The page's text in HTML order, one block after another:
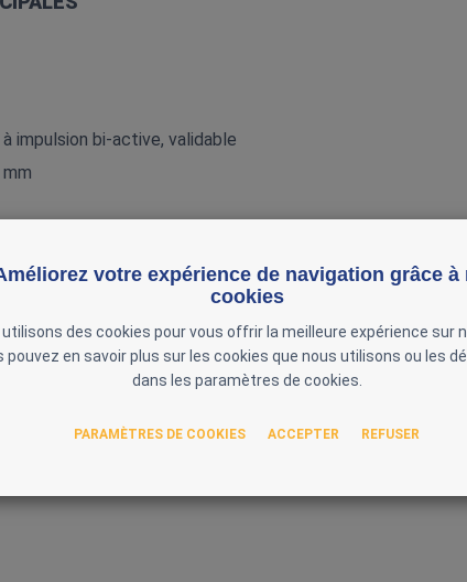
impulsion bi‑active, validable
2 × 400 microns
bi‑active
temps de chauffe, temps de refroidissement,
réglages indépendants
mobile (structure support avec plateaux)
votre expérience de navigation grâce à
cookies
utilisons des cookies pour vous offrir la meilleure expérience sur
pouvez en savoir plus sur les cookies que nous utilisons ou les
dans les paramètres de cookies.
PARAMÈTRES DE COOKIES ACCEPTER REFUSER